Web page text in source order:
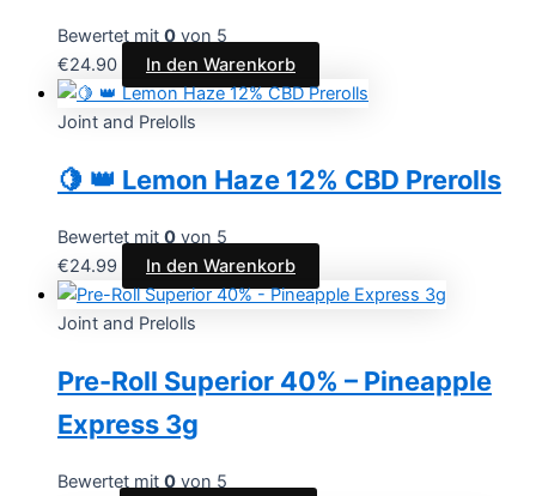
Bewertet mit 0 von 5
€24.90 In den Warenkorb
Joint and Prelolls
🍋 👑 Lemon Haze 12% CBD Prerolls
Bewertet mit 0 von 5
€24.99 In den Warenkorb
Joint and Prelolls
Pre-Roll Superior 40% – Pineapple
Express 3g
Bewertet mit 0 von 5